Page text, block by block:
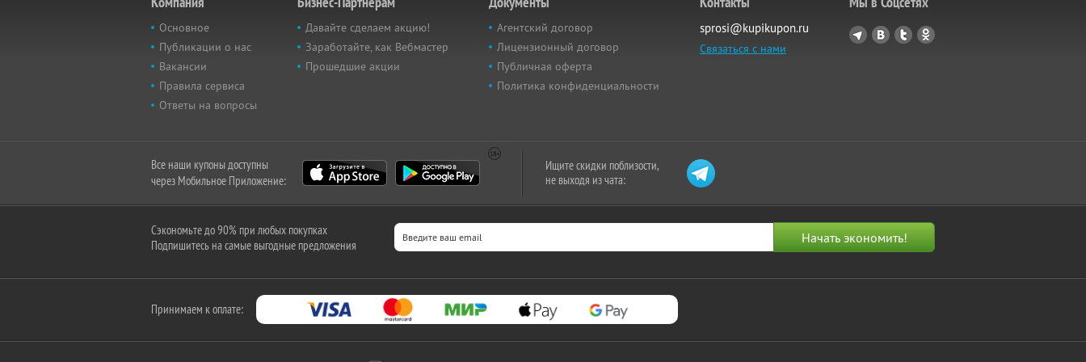
Основное
Публикации о нас
Вакансии
Правила сервиса
Ответы на вопросы
Давайте сделаем акцию!
Заработайте, как Вебмастер
Прошедшие акции
Агентский договор
Лицензионный договор
Публичная оферта
Политика конфиденциальности
sprosi@kupikupon.ru
Связаться с нами
Все наши купоны доступны
через Мобильное Приложение:
Ищите скидки поблизости,
не выходя из чата:
Сэкономьте до 90% при любых покупках
Подпишитесь на самые выгодные предложения
Принимаем к оплате: